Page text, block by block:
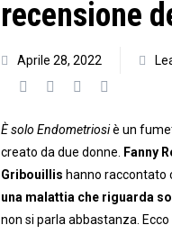
recensione
Aprile 28, 2022
È solo Endometriosiè un
creato da due donne.
Fanny
Gribouillis hanno raccontato
una malattia che riguarda
non si parla abbastanza. Ecco